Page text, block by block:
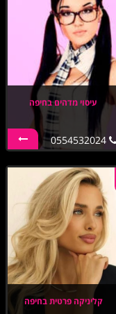
עיסוי מדהים בחיפה
0554532024
קליניקה פרטית בחיפה